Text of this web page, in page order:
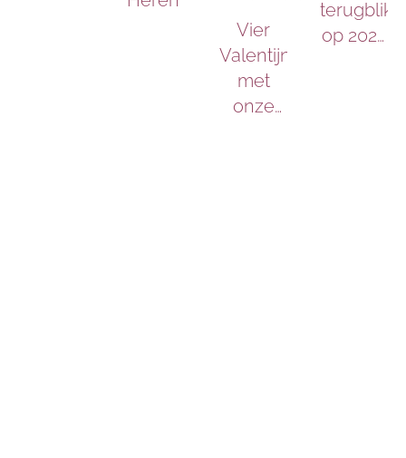
Vier
Valentijnsdag
met
onze
terugblik
op 2025